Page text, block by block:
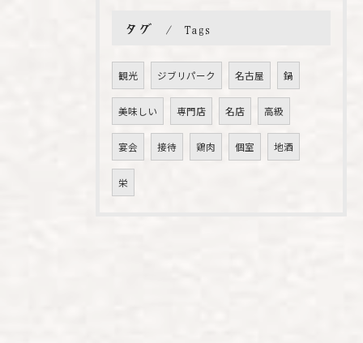
タグ Tags
観光 ジブリパーク 名古屋 鍋
美味しい 専門店 名店 高級
宴会 接待 鶏肉 個室 地酒
栄